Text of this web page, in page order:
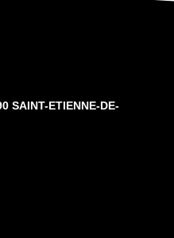
SAINT-ETIENNE-DE-